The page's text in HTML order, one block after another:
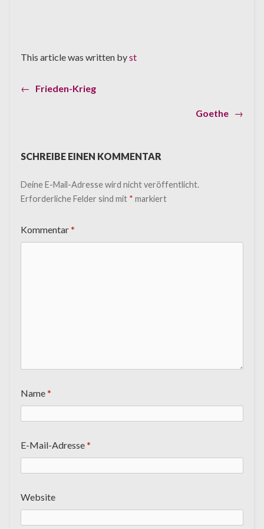
This article was written byst
Beitragsnavigation
←
Previous
Frieden-Krieg
GoetheNext
→
SCHREIBE EINEN KOMMENTAR
Deine E-Mail-Adresse wird nicht veröffentlicht.
Erforderliche Felder sind mit * markiert
Kommentar*
Name*
E-Mail-Adresse*
Website